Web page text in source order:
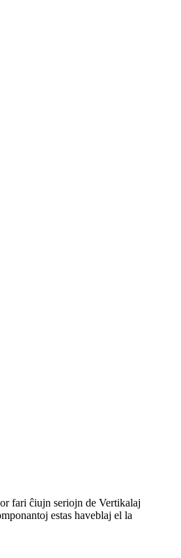
fari ĉiujn seriojn de Vertikalaj
estas haveblaj el la